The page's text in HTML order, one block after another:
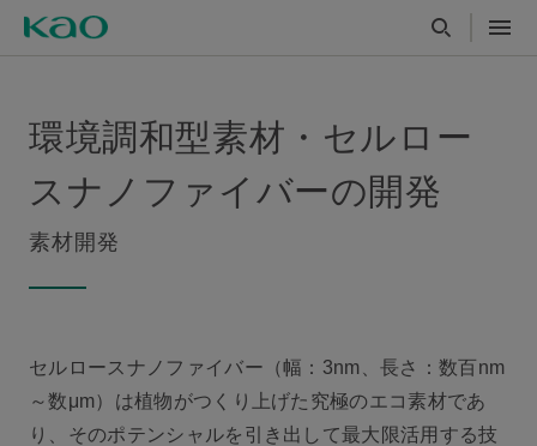
環境調和型素材・セルロー
スナノファイバーの開発
素材開発
セルロースナノファイバー（幅：3nm、長さ：数百nm
～数μm）は植物がつくり上げた究極のエコ素材であ
り、そのポテンシャルを引き出して最大限活用する技